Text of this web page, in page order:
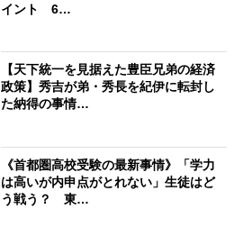
イント 6…
【天下統一を見据えた豊臣兄弟の経済
政策】秀吉が弟・秀長を紀伊に転封し
た納得の事情…
《首都圏高校受験の最新事情》「学力
は高いが内申点がとれない」生徒はど
う戦う？ 東…